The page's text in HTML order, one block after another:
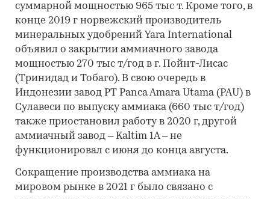
суммарной мощностью 965 тыс т. Кроме того, в
конце 2019 г норвежский производитель
минеральных удобрений Yara International
объявил о закрытии аммиачного завода
мощностью 270 тыс т/год в г. Пойнт-Лисас
(Тринидад и Тобаго). В свою очередь в
Индонезии завод PT Panca Amara Utama (PAU) в
Сулавеси по выпуску аммиака (660 тыс т/год)
также приостановил работу в 2020 г, другой
аммиачный завод – Kaltim 1A – не
функционировал с июня до конца августа.
Сокращение производства аммиака на
мировом рынке в 2021 г было связано с